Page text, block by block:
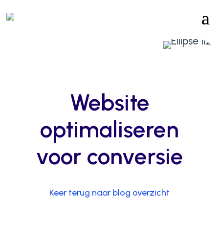
Website
optimaliseren
voor conversie
Keer terug naar blog overzicht